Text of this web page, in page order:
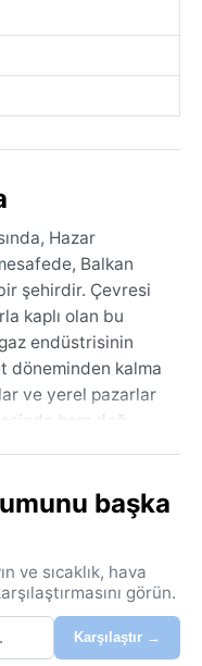
Hazar
Balkan
şehirdir. Çevresi
kaplı olan bu
endüstrisinin
döneminden kalma
ve yerel pazarlar
hem dağ
BWk yani soğuk
yazlar aşırı sıcak
40°C'yi
sıfırın altına
yağış miktarı
oranı düşüktür, bu
başka
ve sıcaklık, hava
görün.
Karşılaştır →